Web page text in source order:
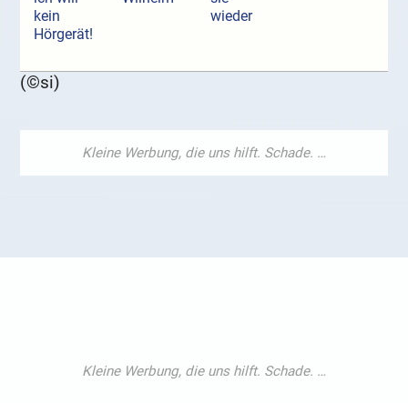
kein
Hörgerät!
wieder
(©si)